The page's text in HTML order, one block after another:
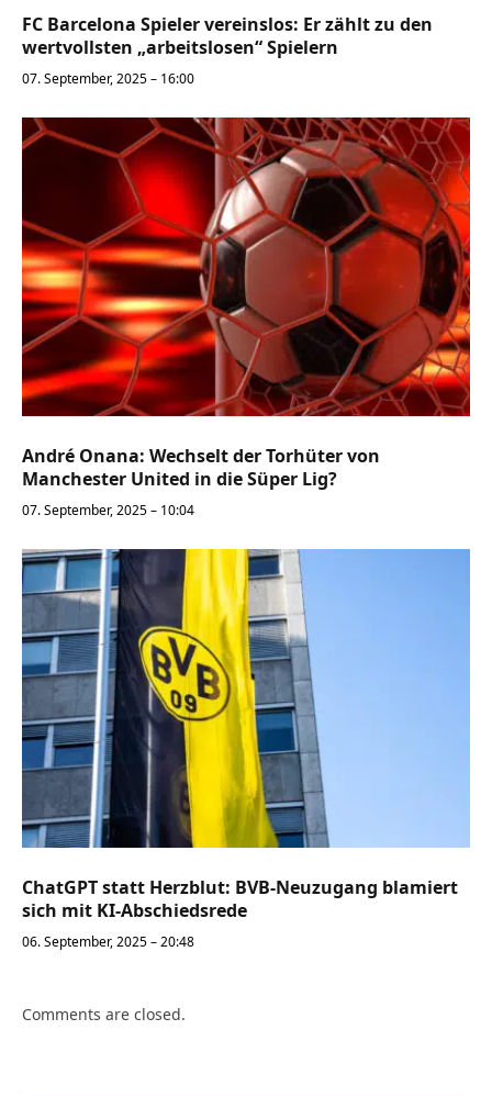
FC Barcelona Spieler vereinslos: Er zählt zu den
wertvollsten „arbeitslosen“ Spielern
07. September, 2025 – 16:00
André Onana: Wechselt der Torhüter von
Manchester United in die Süper Lig?
07. September, 2025 – 10:04
ChatGPT statt Herzblut: BVB-Neuzugang blamiert
sich mit KI-Abschiedsrede
06. September, 2025 – 20:48
Comments are closed.